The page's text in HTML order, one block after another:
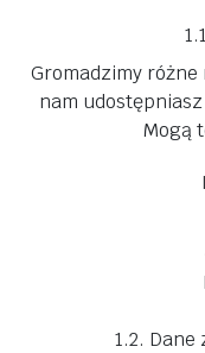
Gromadzimy
nam
Mogą
1.2.